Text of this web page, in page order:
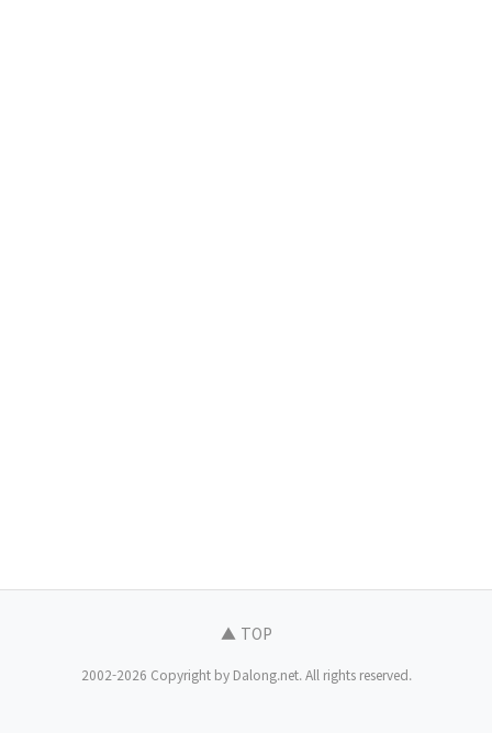
▲ TOP
2002-2026 Copyright by Dalong.net. All rights reserved.